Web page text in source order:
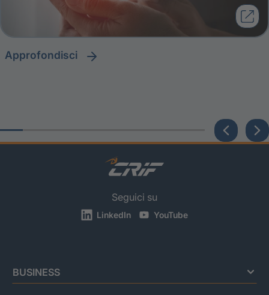
approfondisci
Seguici su
LinkedIn YouTube
BUSINESS